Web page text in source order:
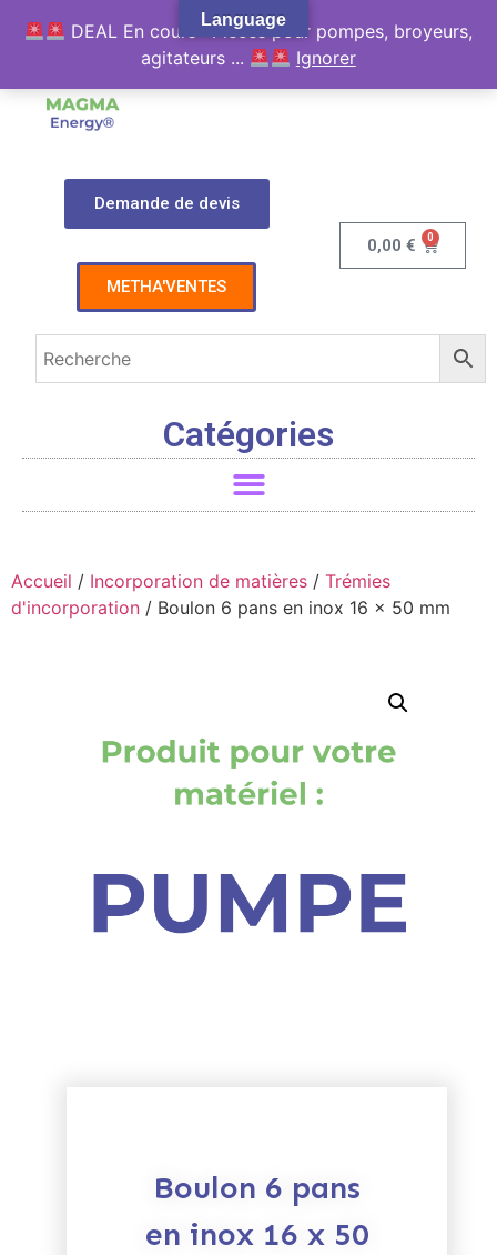
Demande de devis
METHA'VENTES
0,00€ 0
Catégories
Accueil / Incorporation de matières / Trémies
d'incorporation / Boulon 6 pans en inox 16 x 50 mm
Boulon 6 pans
en inox 16 x 50
Language
DEAL En cours : Pièces pour pompes, broyeurs,
agitateurs ...
Ignorer